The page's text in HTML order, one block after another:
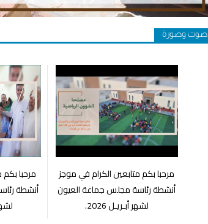
صوت وصورة
⁨مرحبا بكم متابعين الكرام في موجز
أنشطة رئاسة مجلس جماعة العيون
لشهر أبـريـل 2026.
مرحبا بكم
أنشطة